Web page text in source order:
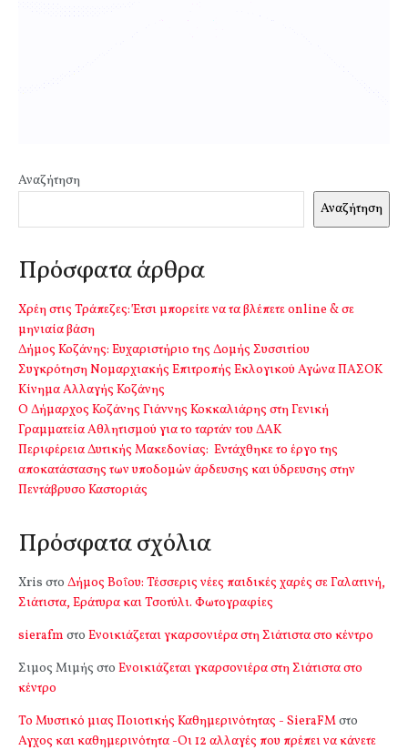
Αναζήτηση
Αναζήτηση
Πρόσφατα άρθρα
Χρέη στις Τράπεζες: Έτσι μπορείτε να τα βλέπετε online & σε
μηνιαία βάση
Δήμος Κοζάνης: Ευχαριστήριο της Δομής Συσσιτίου
Συγκρότηση Νομαρχιακής Επιτροπής Εκλογικού Αγώνα ΠΑΣΟΚ
Κίνημα Αλλαγής Κοζάνης
Ο Δήμαρχος Κοζάνης Γιάννης Κοκκαλιάρης στη Γενική
Γραμματεία Αθλητισμού για το ταρτάν του ΔΑΚ
Περιφέρεια Δυτικής Μακεδονίας: Εντάχθηκε το έργο της
αποκατάστασης των υποδομών άρδευσης και ύδρευσης στην
Πεντάβρυσο Καστοριάς
Πρόσφατα σχόλια
Xris στο Δήμος Βοΐου: Τέσσερις νέες παιδικές χαρές σε Γαλατινή,
Σιάτιστα, Εράτυρα και Τσοτύλι. Φωτογραφίες
sierafm στο Ενοικιάζεται γκαρσονιέρα στη Σιάτιστα στο κέντρο
Σιμος Μιμής στο Ενοικιάζεται γκαρσονιέρα στη Σιάτιστα στο
κέντρο
Το Μυστικό μιας Ποιοτικής Καθημερινότητας - SieraFMστο
Αγχος και καθημερινότητα -Οι 12 αλλαγές που πρέπει να κάνετε